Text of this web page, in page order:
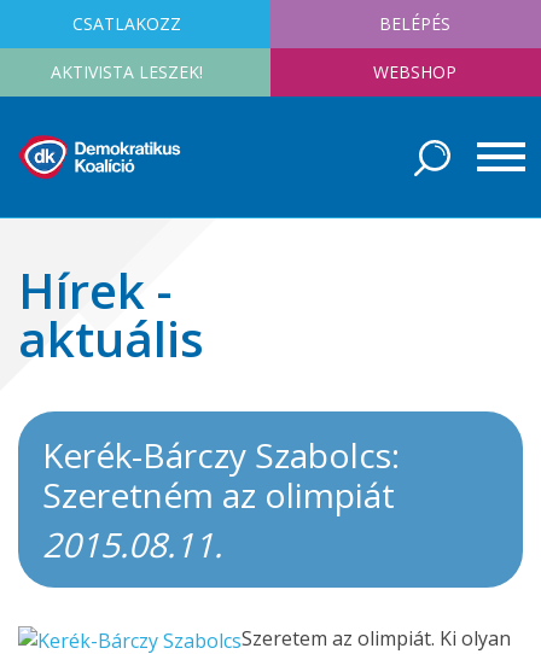
CSATLAKOZZ BELÉPÉS
AKTIVISTA LESZEK! WEBSHOP
Hírek -
aktuális
Kerék-Bárczy Szabolcs:
Szeretném az olimpiát
2015.08.11.
Szeretem az olimpiát. Ki olyan